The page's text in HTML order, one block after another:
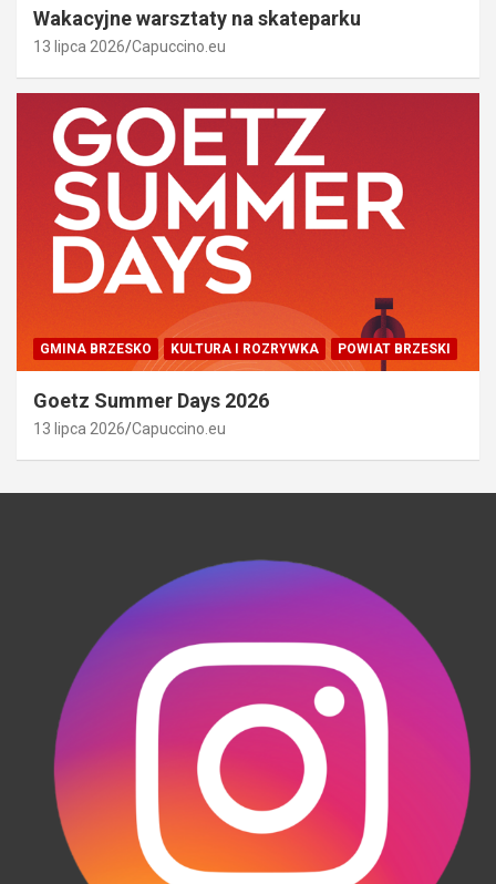
Wakacyjne warsztaty na skateparku
13 lipca 2026 Capuccino.eu
GMINA BRZESKO KULTURA I ROZRYWKA POWIAT BRZESKI
Goetz Summer Days 2026
13 lipca 2026 Capuccino.eu